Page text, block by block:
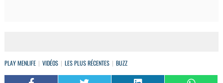
PLAY MENLIFE VIDÉOS LES PLUS RÉCENTES BUZZ